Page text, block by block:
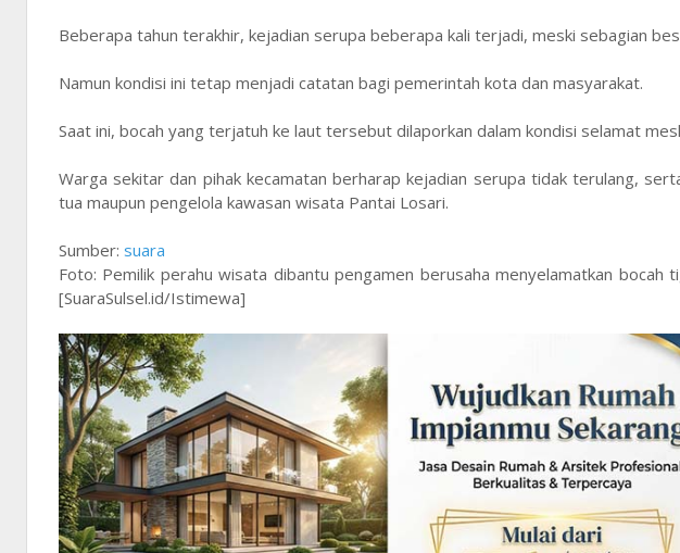
Beberapa tahun terakhir, kejadian serupa beberapa kali terjadi, meski sebagian
Namun kondisi ini tetap menjadi catatan bagi pemerintah kota dan masyarakat.
Saat ini, bocah yang terjatuh ke laut tersebut dilaporkan dalam kondisi selamat
Warga sekitar dan pihak kecamatan berharap kejadian serupa tidak terulang,
tua maupun pengelola kawasan wisata Pantai Losari.
Sumber: suara
Foto: Pemilik perahu wisata dibantu pengamen berusaha menyelamatkan bocah
[SuaraSulsel.id/Istimewa]